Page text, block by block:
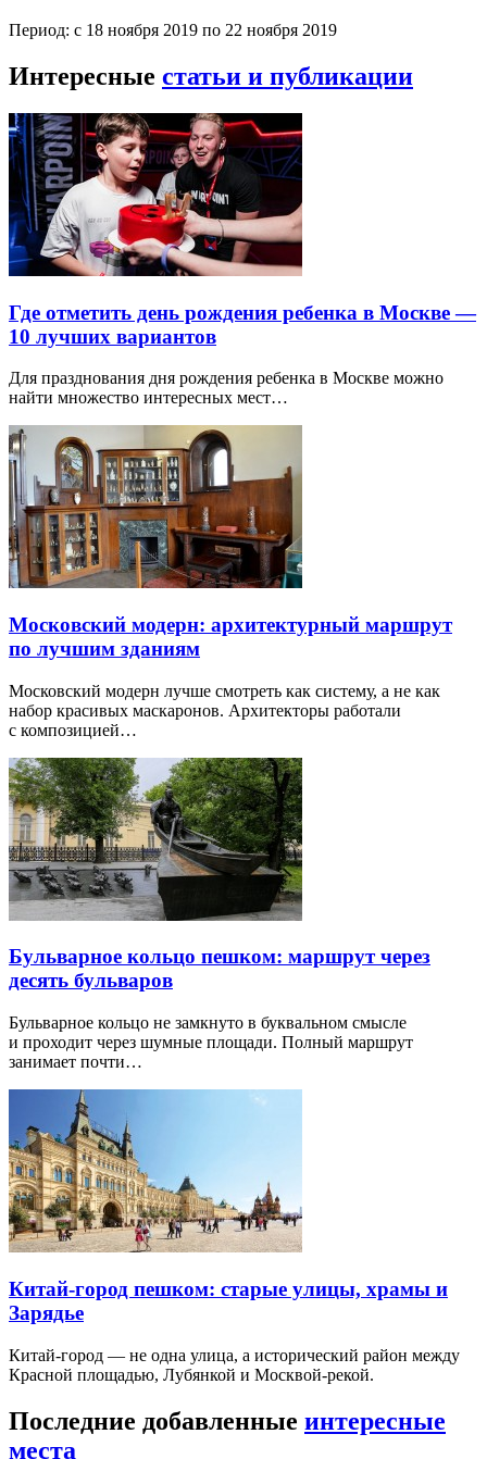
Период: с 18 ноября 2019 по 22 ноября 2019
Интересные статьи и публикации
Где отметить день рождения ребенка в Москве —
10 лучших вариантов
Для празднования дня рождения ребенка в Москве можно
найти множество интересных мест…
Московский модерн: архитектурный маршрут
по лучшим зданиям
Московский модерн лучше смотреть как систему, а не как
набор красивых маскаронов. Архитекторы работали
с композицией…
Бульварное кольцо пешком: маршрут через
десять бульваров
Бульварное кольцо не замкнуто в буквальном смысле
и проходит через шумные площади. Полный маршрут
занимает почти…
Китай-город пешком: старые улицы, храмы и
Зарядье
Китай-город — не одна улица, а исторический район между
Красной площадью, Лубянкой и Москвой-рекой.
Последние добавленные интересные
места